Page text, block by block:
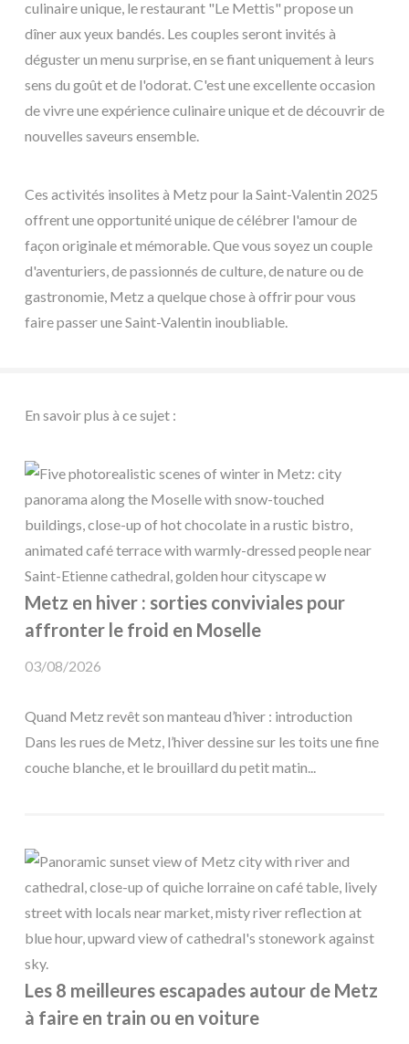
culinaire unique, le restaurant "Le Mettis" propose un
dîner aux yeux bandés. Les couples seront invités à
déguster un menu surprise, en se fiant uniquement à leurs
sens du goût et de l'odorat. C'est une excellente occasion
de vivre une expérience culinaire unique et de découvrir de
nouvelles saveurs ensemble.
Ces activités insolites à Metz pour la Saint-Valentin 2025
offrent une opportunité unique de célébrer l'amour de
façon originale et mémorable. Que vous soyez un couple
d'aventuriers, de passionnés de culture, de nature ou de
gastronomie, Metz a quelque chose à offrir pour vous
faire passer une Saint-Valentin inoubliable.
En savoir plus à ce sujet :
Metz en hiver : sorties conviviales pour
affronter le froid en Moselle
03/08/2026
Quand Metz revêt son manteau d’hiver : introduction
Dans les rues de Metz, l’hiver dessine sur les toits une fine
couche blanche, et le brouillard du petit matin...
Les 8 meilleures escapades autour de Metz
à faire en train ou en voiture